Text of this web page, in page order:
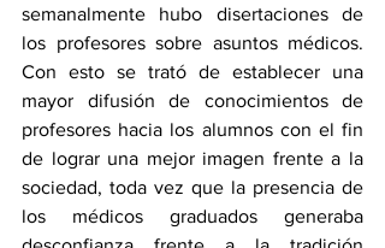
semanalmente hubo disertaciones de
los profesores sobre asuntos médicos.
Con esto se trató de establecer una
mayor difusión de conocimientos de
profesores hacia los alumnos con el fin
de lograr una mejor imagen frente a la
sociedad, toda vez que la presencia de
los médicos graduados generaba